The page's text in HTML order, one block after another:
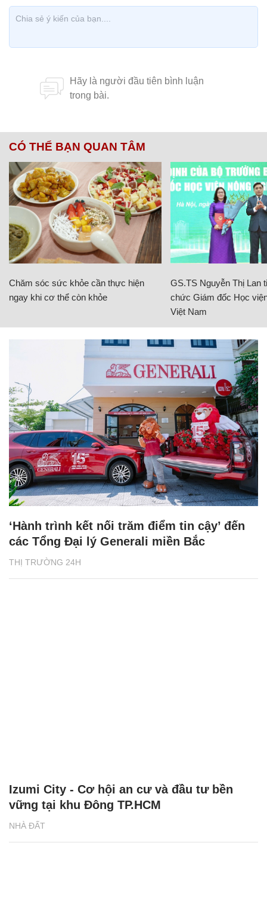
CÓ THỂ BẠN QUAN TÂM
Chăm sóc sức khỏe cần thực hiện
ngay khi cơ thể còn khỏe
GS.TS Nguyễn Thị Lan
chức Giám đốc Học
Việt Nam
THỊ TRƯỜNG 24H
‘Hành trình kết nối trăm điểm tin cậy’ đến
các Tổng Đại lý Generali miền Bắc
NHÀ ĐẤT
Izumi City - Cơ hội an cư và đầu tư bền
vững tại khu Đông TP.HCM